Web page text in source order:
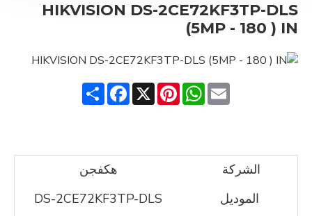
HIKVISION DS-2CE72KF3TP-DLS
(5MP - 180 ) IN
Share
Facebook X
Pinterest
WhatsAppEmail
الشركة
هكفجن
الموديل
DS-2CE72KF3TP-DLS